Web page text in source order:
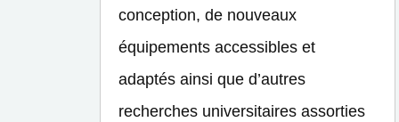
conception, de nouveaux
équipements accessibles et
adaptés ainsi que d’autres
recherches universitaires assorties